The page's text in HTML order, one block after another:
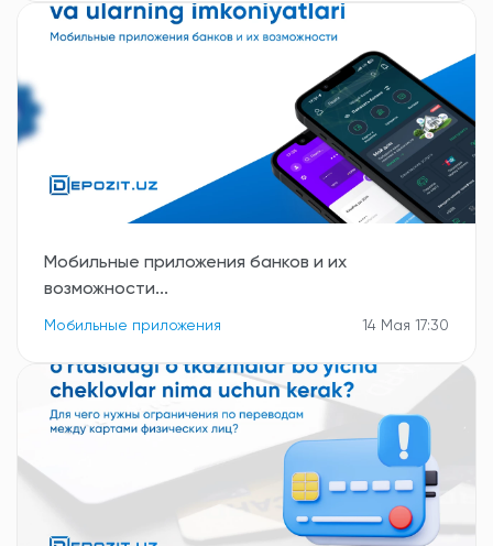
Мобильные приложения банков и их
возможности...
Мобильные приложения 14 Мая 17:30